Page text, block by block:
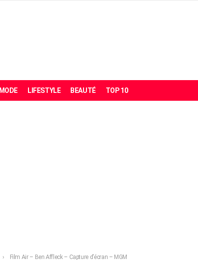
MODE LIFESTYLE BEAUTÉ TOP 10
Film Air – Ben Affleck – Capture d’écran – MGM